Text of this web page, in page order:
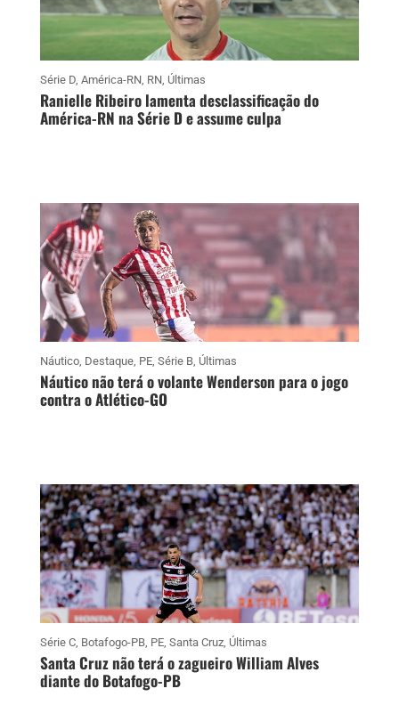
Série D, América-RN, RN, Últimas
Ranielle Ribeiro lamenta desclassificação do
América-RN na Série D e assume culpa
Náutico, Destaque, PE, Série B, Últimas
Náutico não terá o volante Wenderson para o jogo
contra o Atlético-GO
Série C, Botafogo-PB, PE, Santa Cruz, Últimas
Santa Cruz não terá o zagueiro William Alves
diante do Botafogo-PB